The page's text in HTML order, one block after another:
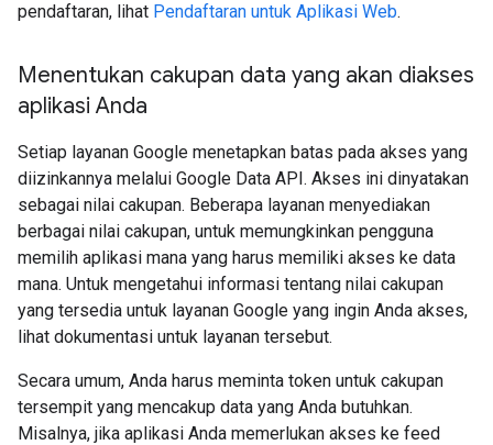
pendaftaran, lihat Pendaftaran untuk Aplikasi Web.
Menentukan cakupan data yang akan diakses
aplikasi Anda
Setiap layanan Google menetapkan batas pada akses yang
diizinkannya melalui Google Data API. Akses ini dinyatakan
sebagai nilai cakupan. Beberapa layanan menyediakan
berbagai nilai cakupan, untuk memungkinkan pengguna
memilih aplikasi mana yang harus memiliki akses ke data
mana. Untuk mengetahui informasi tentang nilai cakupan
yang tersedia untuk layanan Google yang ingin Anda akses,
lihat dokumentasi untuk layanan tersebut.
Secara umum, Anda harus meminta token untuk cakupan
tersempit yang mencakup data yang Anda butuhkan.
Misalnya, jika aplikasi Anda memerlukan akses ke feed